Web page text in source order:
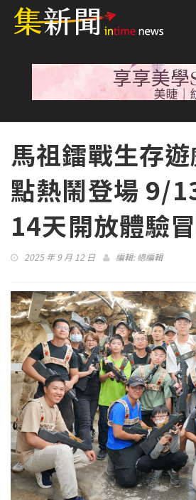
馬祖鐳戰生存
點熱鬧登場 9/
14天開放體驗
2025 年 9 月 12 日 編輯:總編輯